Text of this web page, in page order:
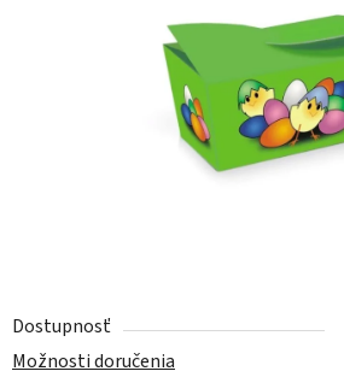
Dostupnosť
Možnosti doručenia